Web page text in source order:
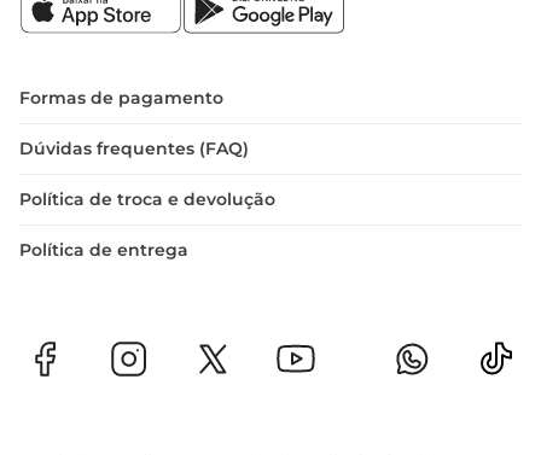
Formas de pagamento
Dúvidas frequentes (FAQ)
Política de troca e devolução
Política de entrega